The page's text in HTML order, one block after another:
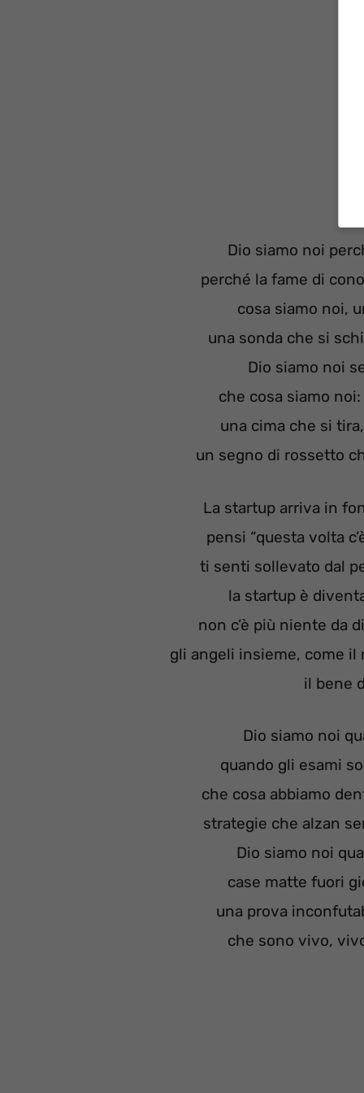
Dio siamo noi
perché la fame di
cosa siamo noi,
una sonda che si
Dio siamo noi
che cosa siamo noi:
una cima che si
un segno di rossetto
La startup arriva in
pensi “questa volta
ti senti sollevato dal
la startup è
non c’è più niente da
gli angeli insieme, come il
il bene
Dio siamo noi
quando gli esami
che cosa abbiamo
strategie che alzan
Dio siamo noi
case matte fuori
una prova
che sono vivo,